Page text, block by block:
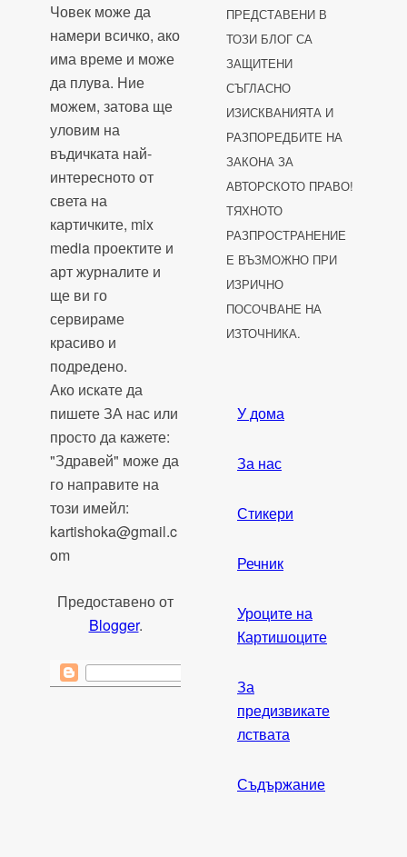
Човек може да
намери всичко, ако
има време и може
да плува. Ние
можем, затова ще
уловим на
въдичката най-
интересното от
света на
картичките, mix
media проектите и
арт журналите и
ще ви го
сервираме
красиво и
подредено.
Ако искате да
пишете ЗА нас или
просто да кажете:
"Здравей" може да
го направите на
този имейл:
kartishoka@gmail.c
om
Предоставено от
Blogger.
ПРЕДСТАВЕНИ В
ТОЗИ БЛОГ СА
ЗАЩИТЕНИ
СЪГЛАСНО
ИЗИСКВАНИЯТА И
РАЗПОРЕДБИТЕ НА
ЗАКОНА ЗА
АВТОРСКОТО ПРАВО!
ТЯХНОТО
РАЗПРОСТРАНЕНИЕ
Е ВЪЗМОЖНО ПРИ
ИЗРИЧНО
ПОСОЧВАНЕ НА
ИЗТОЧНИКА.
У дома
За нас
Стикери
Речник
Уроците на
Картишоците
За
предизвикате
лствата
Съдържание